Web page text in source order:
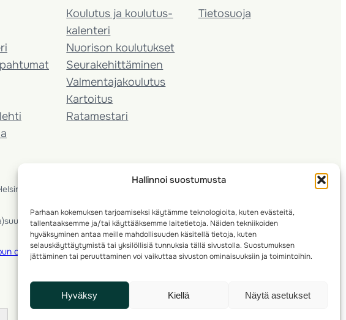
Hallinnoi suostumusta
Parhaan kokemuksen tarjoamiseksi käytämme teknologioita, kuten evästeitä,
tallentaaksemme ja/tai käyttääksemme laitetietoja. Näiden tekniikoiden
hyväksyminen antaa meille mahdollisuuden käsitellä tietoja, kuten
selauskäyttäytymistä tai yksilöllisiä tunnuksia tällä sivustolla. Suostumuksen
jättäminen tai peruuttaminen voi vaikuttaa sivuston ominaisuuksiin ja toimintoihin.
Hyväksy Kiellä Näytä asetukset
Koulutus ja koulutus­
kalenteri
Nuorison koulutukset
Seura­kehittäminen
Valmentaja­koulutus
Kartoitus
Ratamestari
Tietosuoja
Finland
ohjeet